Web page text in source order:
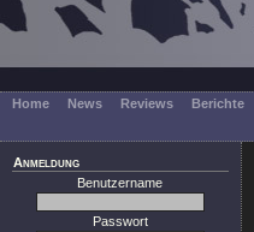
Home News Reviews Berichte
Anmeldung
Benutzername
Passwort